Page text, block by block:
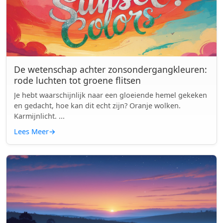
De wetenschap achter zonsondergangkleuren:
rode luchten tot groene flitsen
Je hebt waarschijnlijk naar een gloeiende hemel gekeken
en gedacht, hoe kan dit echt zijn? Oranje wolken.
Karmijnlicht. ...
Lees Meer→